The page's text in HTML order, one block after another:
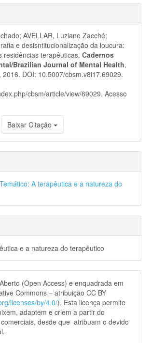
AVELLAR, Luziane Zacché;
e desisntitucionalização da loucura:
residências terapêuticas.Cadernos
Brazilian Journal of Mental Health,
DOI: 10.5007/cbsm.v8i17.69029.
cbsm/article/view/69029. Acesso
Baixar Citação
A terapêutica e a natureza do
e a natureza do terapêutico
(Open Access) e enquadrada em
Commons – atribuição CC BY
licenses/by/4.0/). Esta licença permite
adaptem e criem a partir do
desde que atribuam o devido